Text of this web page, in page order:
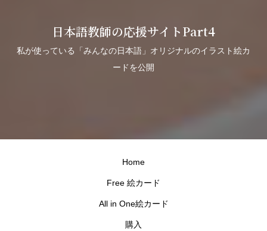
日本語教師の応援サイトPart4
私が使っている「みんなの日本語」オリジナルのイラスト絵カ
ードを公開
Home
Free 絵カード
All in One絵カード
購入